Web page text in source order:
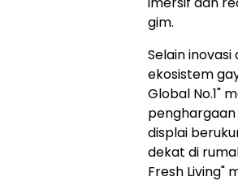
gim.
Selain
ekosistem
Global No.1"
displai
dekat di
Fresh Living"